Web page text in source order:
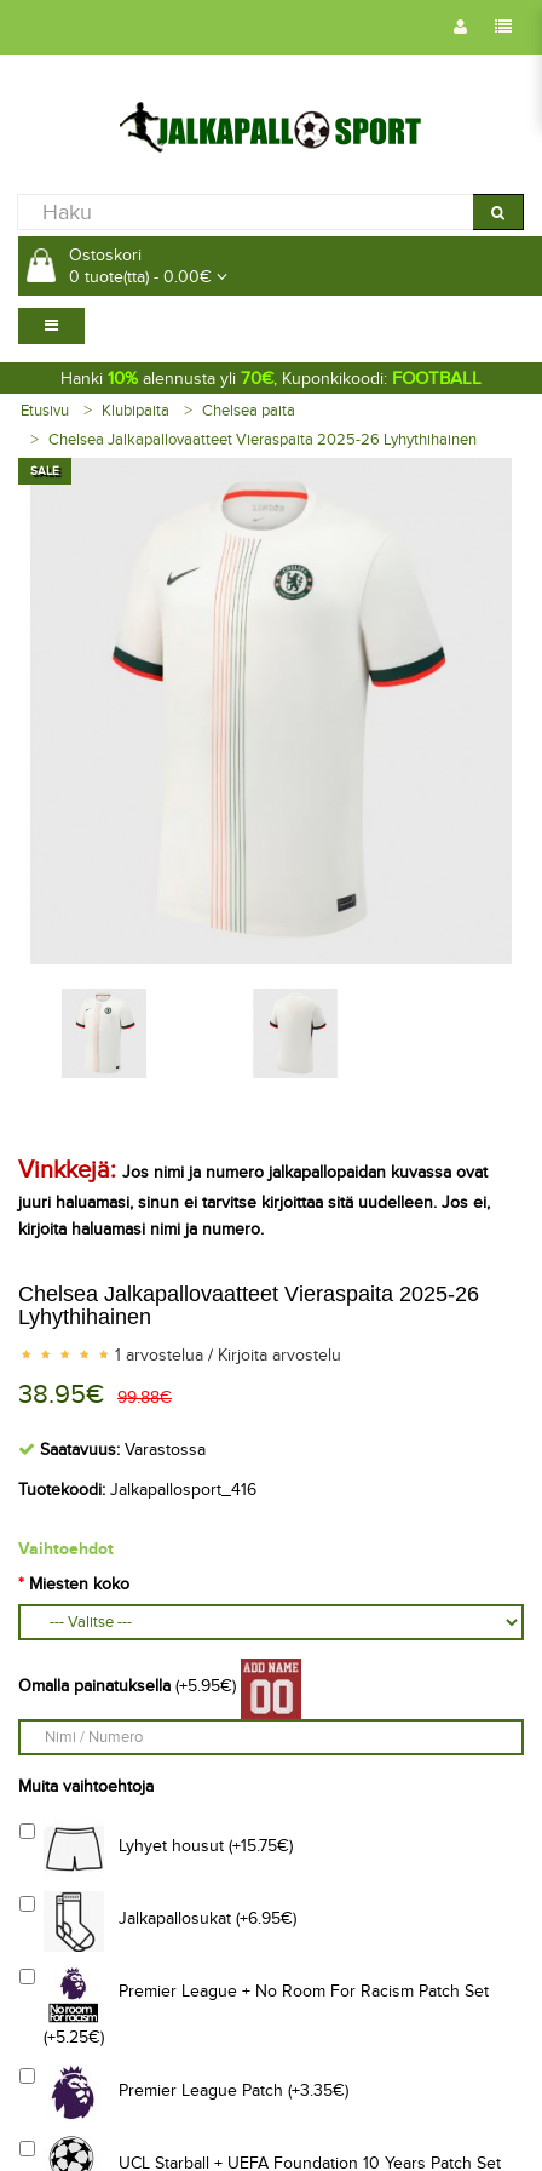
Ostoskori
0 tuote(tta) - 0.00€
Hanki 10% alennusta yli 70€, Kuponkikoodi: FOOTBALL
Etusivu Klubipaita
Chelsea paita
Chelsea Jalkapallovaatteet Vieraspaita 2025-26 Lyhythihainen
SALE
Vinkkejä: Jos nimi ja numero jalkapallopaidan kuvassa ovat
juuri haluamasi, sinun ei tarvitse kirjoittaa sitä uudelleen. Jos ei,
kirjoita haluamasi nimi ja numero.
Chelsea Jalkapallovaatteet Vieraspaita 2025-26
Lyhythihainen
1 arvostelua / Kirjoita arvostelu
38.95€ 99.88€
Saatavuus: Varastossa
Tuotekoodi: Jalkapallosport_416
Vaihtoehdot
Miesten koko
Omalla painatuksella (+5.95€)
Muita vaihtoehtoja
Lyhyet housut (+15.75€)
Jalkapallosukat (+6.95€)
Premier League + No Room For Racism Patch Set
(+5.25€)
Premier League Patch (+3.35€)
UCL Starball + UEFA Foundation 10 Years Patch Set